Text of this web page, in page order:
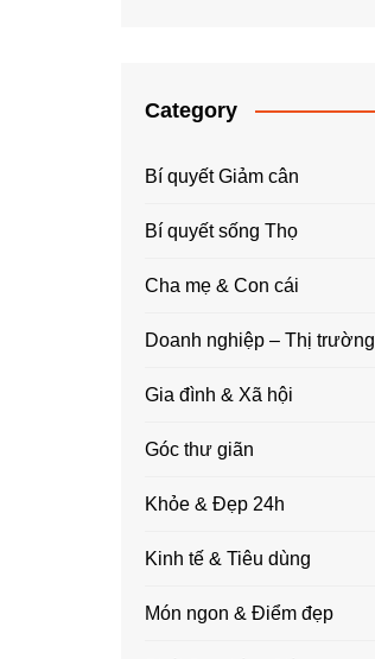
Category
Bí quyết Giảm cân
Bí quyết sống Thọ
Cha mẹ & Con cái
Doanh nghiệp – Thị trường
Gia đình & Xã hội
Góc thư giãn
Khỏe & Đẹp 24h
Kinh tế & Tiêu dùng
Món ngon & Điểm đẹp